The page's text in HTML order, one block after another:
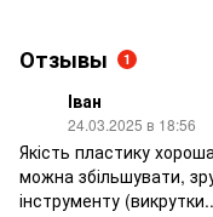
Отзывы 1
Іван
24.03.2025 в 18:56
Якість пластику
можна збільшувати,
інструменту